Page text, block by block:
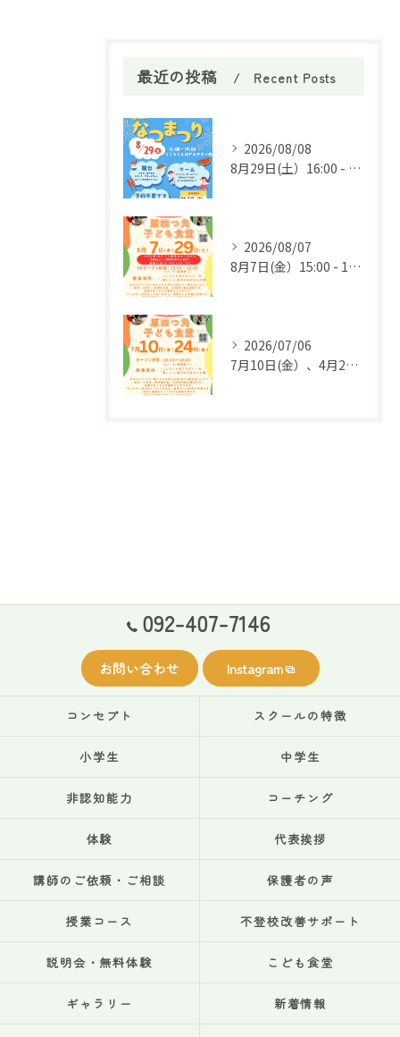
最近の投稿 Recent Posts
2026/08/08
8月29日(土）16:00 - 19:00「原四つ角子ども食堂」内で★夏祭り★を実施します🌈
2026/08/07
8月7日(金）15:00 - 18:00 8月29日(土)夏祭り16：00-19：00にて「原四つ角子ども食堂」を実施します🌈
2026/07/06
7月10日(金）、4月26日(金)15:00 - 18:00「原四つ角子ども食堂」を実施します🌈
092-407-7146
お問い合わせ Instagram
コンセプト スクールの特徴
小学生 中学生
非認知能力 コーチング
体験 代表挨拶
講師のご依頼・ご相談 保護者の声
授業コース 不登校改善サポート
説明会・無料体験 こども食堂
ギャラリー 新着情報